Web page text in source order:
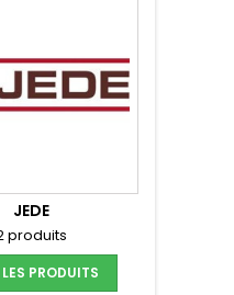
JEDE
produits
PRODUITS